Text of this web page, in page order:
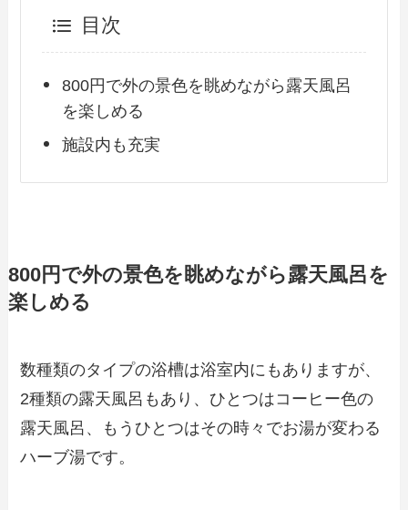
目次
800円で外の景色を眺めながら露天風呂
を楽しめる
施設内も充実
800円で外の景色を眺めながら露天風呂を
楽しめる
数種類のタイプの浴槽は浴室内にもありますが、
2種類の露天風呂もあり、ひとつはコーヒー色の
露天風呂、もうひとつはその時々でお湯が変わる
ハーブ湯です。